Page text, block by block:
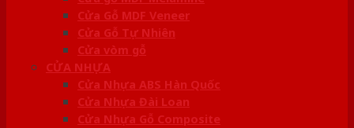
Cửa Gỗ MDF Veneer
Cửa Gỗ Tự Nhiên
Cửa vòm gỗ
CỬA NHỰA
Cửa Nhựa ABS Hàn Quốc
Cửa Nhựa Đài Loan
Cửa Nhựa Gỗ Composite